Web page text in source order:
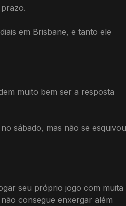
em Brisbane, e tanto ele
muito bem ser a resposta
sábado, mas não se esquivou
seu próprio jogo com muita
consegue enxergar além